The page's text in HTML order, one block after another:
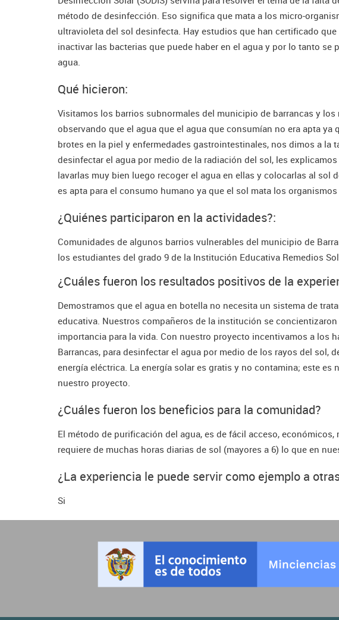
método de desinfección. Eso significa que mata a los micro-
ultravioleta del sol desinfecta. Hay estudios que han certificado
inactivar las bacterias que puede haber en el agua y por lo tanto
agua.
Qué hicieron:
Visitamos los barrios subnormales del municipio de barrancas y
observando que el agua que el agua que consumían no era apta
brotes en la piel y enfermedades gastrointestinales, nos dimos a la
desinfectar el agua por medio de la radiación del sol, les
lavarlas muy bien luego recoger el agua en ellas y colocarlas al sol
es apta para el consumo humano ya que el sol mata los organismos
¿Quiénes participaron en la actividades?:
Comunidades de algunos barrios vulnerables del municipio de
los estudiantes del grado 9 de la Institución Educativa Remedios
¿Cuáles fueron los resultados positivos de la
Demostramos que el agua en botella no necesita un sistema de
educativa. Nuestros compañeros de la institución se
importancia para la vida. Con nuestro proyecto incentivamos a los
Barrancas, para desinfectar el agua por medio de los rayos del sol,
energía eléctrica. La energía solar es gratis y no contamina; este
nuestro proyecto.
¿Cuáles fueron los beneficios para la comunidad?
El método de purificación del agua, es de fácil acceso,
requiere de muchas horas diarias de sol (mayores a 6) lo que en
¿La experiencia le puede servir como ejemplo a
Si